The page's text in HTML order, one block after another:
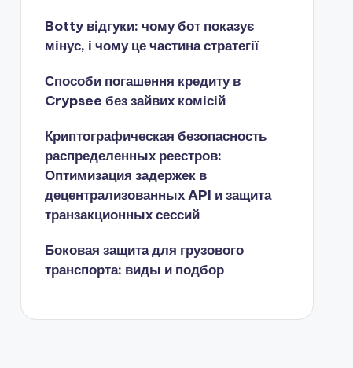
Botty відгуки: чому бот показує
мінус, і чому це частина стратегії
Способи погашення кредиту в
Crypsee без зайвих комісій
Криптографическая безопасность
распределенных реестров:
Оптимизация задержек в
децентрализованных API и защита
транзакционных сессий
Боковая защита для грузового
транспорта: виды и подбор